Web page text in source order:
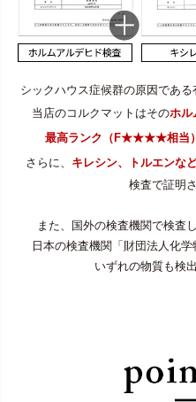
シックハウス症候群の原因である
当店のコルクマットはそのホル
最高ランク（F★★★★相当）
さらに、 キレシン、トルエンな
検査で証明
また、国外の検査機関で検査
日本の検査機関「財団法人化
いずれの物質も検